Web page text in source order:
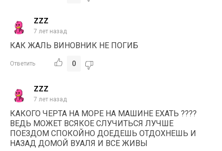
ZZZ
7 лет назад
КАК ЖАЛЬ ВИНОВНИК НЕ ПОГИБ
Ответить 0
ZZZ
7 лет назад
КАКОГО ЧЕРТА НА МОРЕ НА МАШИНЕ ЕХАТЬ ????
ВЕДЬ МОЖЕТ ВСЯКОЕ СЛУЧИТЬСЯ ЛУЧШЕ
ПОЕЗДОМ СПОКОЙНО ДОЕДЕШЬ ОТДОХНЕШЬ И
НАЗАД ДОМОЙ ВУАЛЯ И ВСЕ ЖИВЫ